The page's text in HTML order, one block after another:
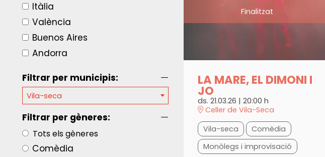
Finalitzat
LA MARE, EL DIMONI I
JO
ds. 21.03.26 |20:00 h
Celler de Vila-Seca
Vila-seca
Comèdia
Monòlegs i improvisació
Itàlia
València
Buenos Aires
Andorra
Filtrar per municipis:
Vila-seca
Filtrar per gèneres:
Tots els gèneres
Comèdia